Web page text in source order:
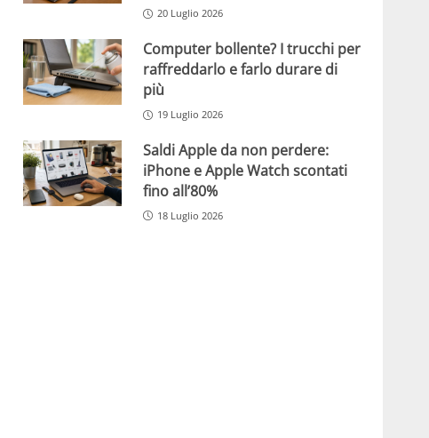
20 Luglio 2026
Computer bollente? I trucchi per
raffreddarlo e farlo durare di
più
19 Luglio 2026
Saldi Apple da non perdere:
iPhone e Apple Watch scontati
fino all’80%
18 Luglio 2026